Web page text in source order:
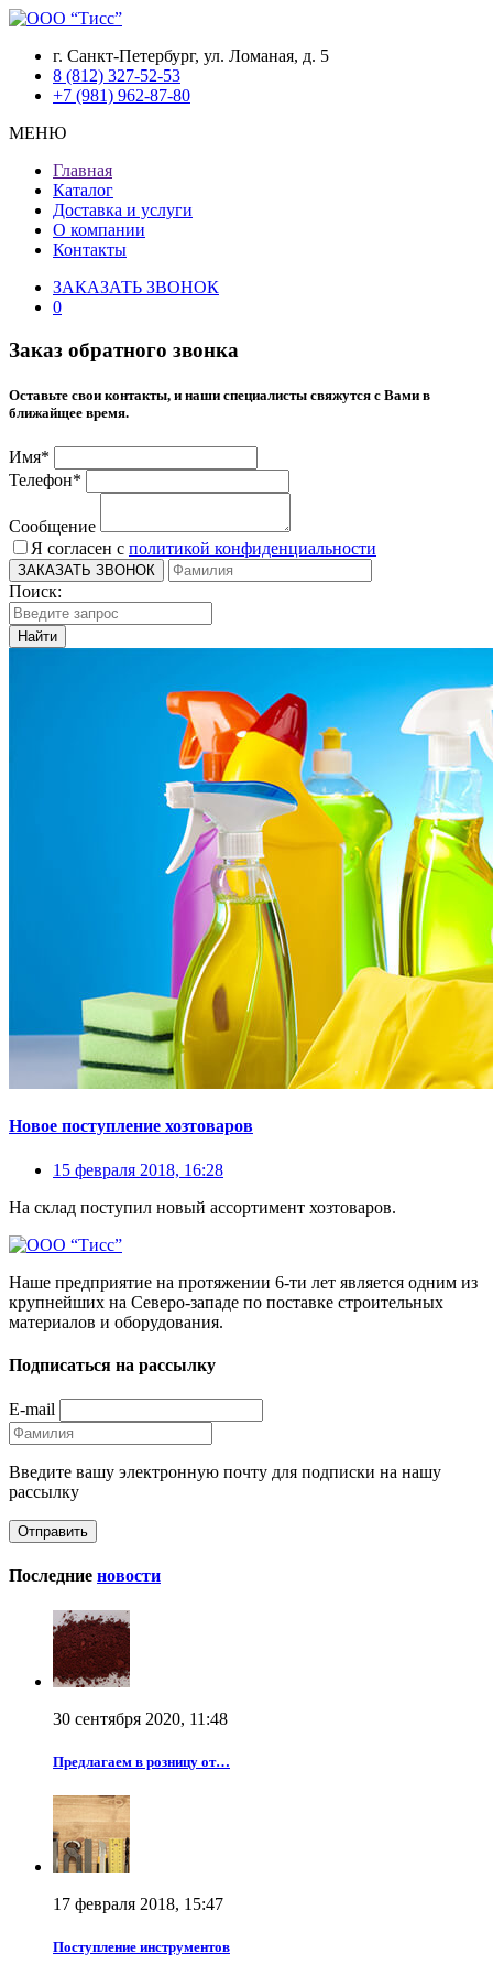
г. Санкт-Петербург, ул. Ломаная, д. 5
8 (812) 327-52-53
+7 (981) 962-87-80
МЕНЮ
Главная
Каталог
Доставка и услуги
О компании
Контакты
ЗАКАЗАТЬ ЗВОНОК
0
Заказ обратного звонка
Оставьте свои контакты, и наши специалисты свяжутся с Вами в
ближайщее время.
Имя*
Телефон*
Сообщение
Я согласен с политикой конфиденциальности
Поиск:
Найти
Новое поступление хозтоваров
15 февраля 2018, 16:28
На склад поступил новый ассортимент хозтоваров.
Наше предприятие на протяжении 6-ти лет является одним из
крупнейших на Северо-западе по поставке строительных
материалов и оборудования.
Подписаться на рассылку
E-mail
Введите вашу электронную почту для подписки на нашу
рассылку
Последние новости
30 сентября 2020, 11:48
Предлагаем в розницу от…
17 февраля 2018, 15:47
Поступление инструментов